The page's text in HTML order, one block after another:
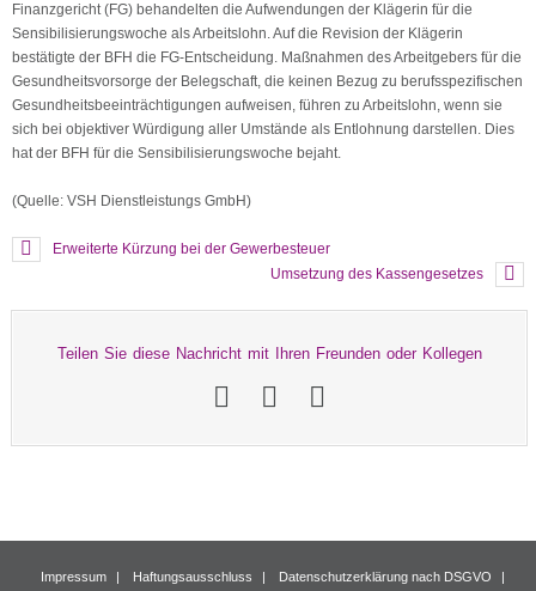
Finanzgericht (FG) behandelten die Aufwendungen der Klägerin für die
Sensibilisierungswoche als Arbeitslohn. Auf die Revision der Klägerin
bestätigte der BFH die FG-Entscheidung. Maßnahmen des Arbeitgebers für die
Gesundheitsvorsorge der Belegschaft, die keinen Bezug zu berufsspezifischen
Gesundheitsbeeinträchtigungen aufweisen, führen zu Arbeitslohn, wenn sie
sich bei objektiver Würdigung aller Umstände als Entlohnung darstellen. Dies
hat der BFH für die Sensibilisierungswoche bejaht.
(Quelle: VSH Dienstleistungs GmbH)
Erweiterte Kürzung bei der Gewerbesteuer
Umsetzung des Kassengesetzes
Teilen Sie diese Nachricht mit Ihren Freunden oder Kollegen
Impressum Haftungsausschluss Datenschutzerklärung nach DSGVO